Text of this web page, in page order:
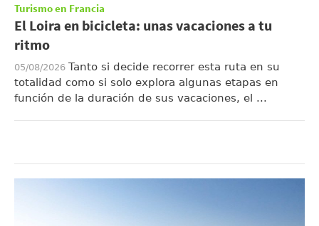
Turismo en Francia
El Loira en bicicleta: unas vacaciones a tu
ritmo
05/08/2026 Tanto si decide recorrer esta ruta en su
totalidad como si solo explora algunas etapas en
función de la duración de sus vacaciones, el ...